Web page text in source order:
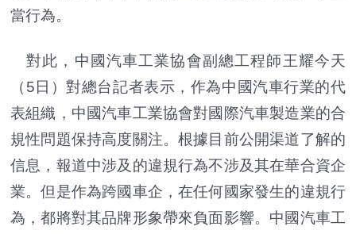
當行為。
對此，中國汽車工業協會副總工程師王耀今天
（5日）對總台記者表示，作為中國汽車行業的代
表組織，中國汽車工業協會對國際汽車製造業的合
規性問題保持高度關注。根據目前公開渠道了解的
信息，報道中涉及的違規行為不涉及其在華合資企
業。但是作為跨國車企，在任何國家發生的違規行
為，都將對其品牌形象帶來負面影響。中國汽車工